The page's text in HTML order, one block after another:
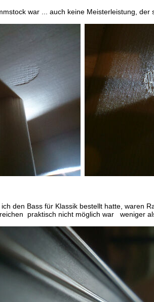
war ... auch keine Meisterleistung,
den Bass für Klassik bestellt hatte, waren
praktisch nicht möglich war weniger